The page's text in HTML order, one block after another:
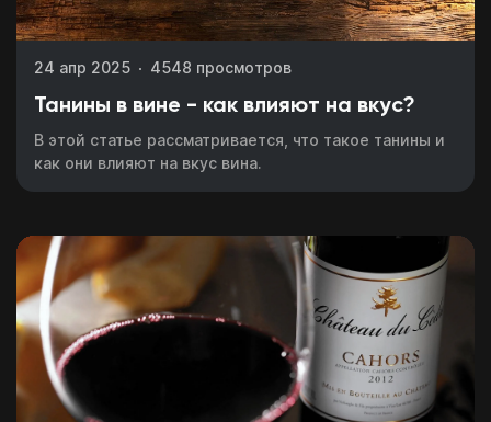
24 апр 2025 4548 просмотров
Танины в вине - как влияют на вкус?
В этой статье рассматривается, что такое танины и
как они влияют на вкус вина.